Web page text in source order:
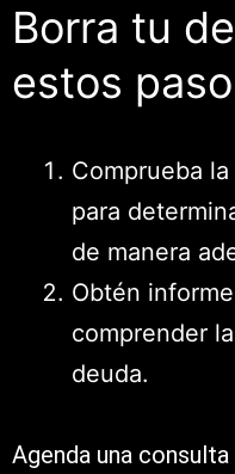
Borra tu
estos
Comprueba
para
de manera
Obtén
comprender
deuda.
Agenda una